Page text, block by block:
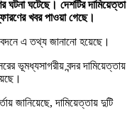
ঘটনা ঘটেছে। দেশটির দামিয়েত্তা
খবর পাওয়া গেছে।
এ তথ্য জানানো হয়েছে।
ভূমধ্যসাগরীয় বন্দর দামিয়েত্তায়
জানিয়েছে, দামিয়েত্তায় দুটি